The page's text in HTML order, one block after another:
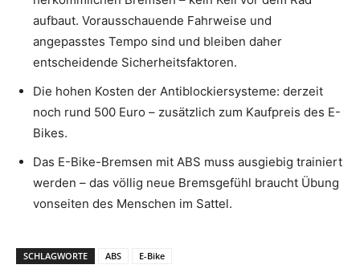
aufbaut. Vorausschauende Fahrweise und
angepasstes Tempo sind und bleiben daher
entscheidende Sicherheitsfaktoren.
Die hohen Kosten der Antiblockiersysteme: derzeit
noch rund 500 Euro – zusätzlich zum Kaufpreis des E-
Bikes.
Das E-Bike-Bremsen mit ABS muss ausgiebig trainiert
werden – das völlig neue Bremsgefühl braucht Übung
vonseiten des Menschen im Sattel.
SCHLAGWORTE ABS E-Bike